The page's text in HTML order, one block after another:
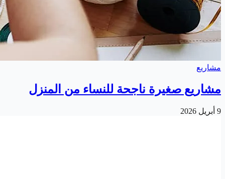
مشاريع
مشاريع صغيرة ناجحة للنساء من المنزل
9 أبريل 2026